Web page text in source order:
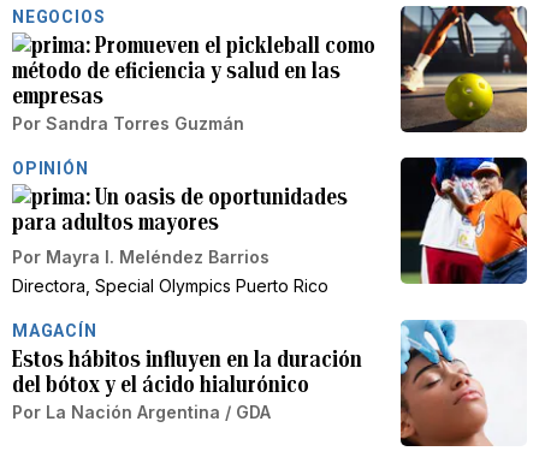
NEGOCIOS
Promueven el pickleball como
método de eficiencia y salud en las
empresas
Por Sandra Torres Guzmán
OPINIÓN
Un oasis de oportunidades
para adultos mayores
Por Mayra I. Meléndez Barrios
Directora, Special Olympics Puerto Rico
MAGACÍN
Estos hábitos influyen en la duración
del bótox y el ácido hialurónico
Por La Nación Argentina / GDA